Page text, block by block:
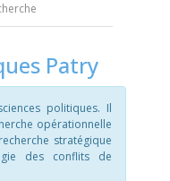
Patry
politiques. Il
opérationnelle
stratégique
des conflits de